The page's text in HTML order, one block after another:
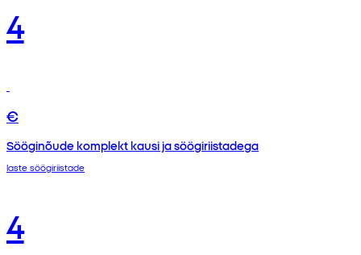
4
€
Sööginõude komplekt kausi ja söögiriistadega
laste söögiriistade
4